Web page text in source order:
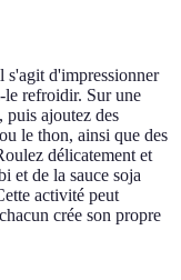
s'agit d'impressionner
le refroidir. Sur une
puis ajoutez des
le thon, ainsi que des
délicatement et
et de la sauce soja
activité peut
crée son propre